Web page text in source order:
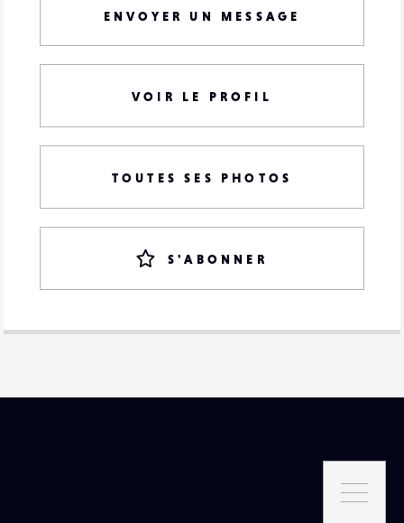
ENVOYER UN MESSAGE
VOIR LE PROFIL
TOUTES SES PHOTOS
S'ABONNER